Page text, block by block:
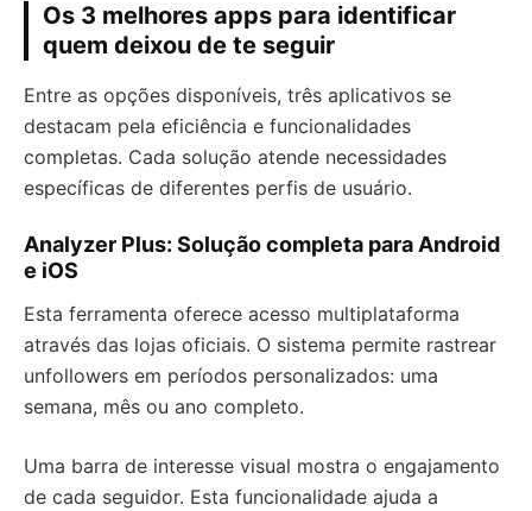
Os 3 melhores apps para identificar
quem deixou de te seguir
Entre as opções disponíveis, três aplicativos se
destacam pela eficiência e funcionalidades
completas. Cada solução atende necessidades
específicas de diferentes perfis de usuário.
Analyzer Plus: Solução completa para Android
e iOS
Esta ferramenta oferece acesso multiplataforma
através das lojas oficiais. O sistema permite rastrear
unfollowers em períodos personalizados: uma
semana, mês ou ano completo.
Uma barra de interesse visual mostra o engajamento
de cada seguidor. Esta funcionalidade ajuda a